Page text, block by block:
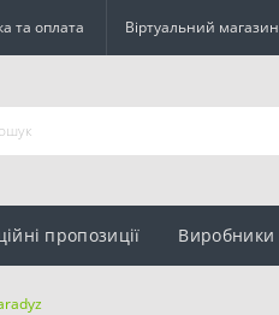
та оплата Віртуальний магазин
пропозиції Виробники